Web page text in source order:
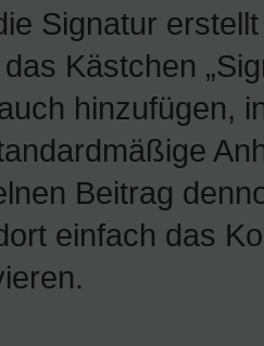
Signatur
Kästchen
hinzufügen,
Beitrag
einfach das